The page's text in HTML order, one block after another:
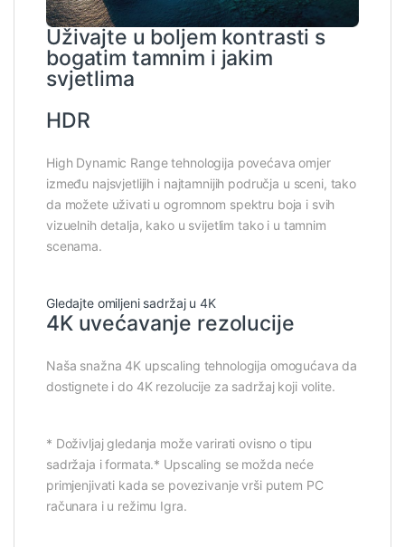
Uživajte u boljem kontrasti s
bogatim tamnim i jakim
svjetlima
HDR
High Dynamic Range tehnologija povećava omjer
između najsvjetlijih i najtamnijih područja u sceni, tako
da možete uživati u ogromnom spektru boja i svih
vizuelnih detalja, kako u svijetlim tako i u tamnim
scenama.
Gledajte omiljeni sadržaj u 4K
4K uvećavanje rezolucije
Naša snažna 4K upscaling tehnologija omogućava da
dostignete i do 4K rezolucije za sadržaj koji volite.
* Doživljaj gledanja može varirati ovisno o tipu
sadržaja i formata.* Upscaling se možda neće
primjenjivati kada se povezivanje vrši putem PC
računara i u režimu Igra.